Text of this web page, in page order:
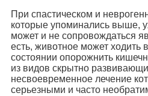
При спастическом и
которые упоминались выше,
может и не сопровождаться
есть, животное может ходить
состоянии опорожнить
из видов скрытно
несвоевременное лечение
серьезными и часто